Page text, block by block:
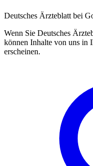
Deutsches Ärzteblatt bei
Wenn Sie Deutsches
können Inhalte von uns in
erscheinen.